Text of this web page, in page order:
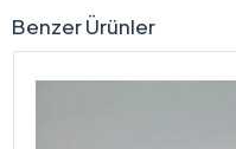
Benzer Ürünler